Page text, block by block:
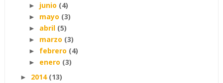
► junio (4)
► mayo (3)
► abril (5)
► marzo (3)
► febrero (4)
► enero (3)
► 2014 (13)